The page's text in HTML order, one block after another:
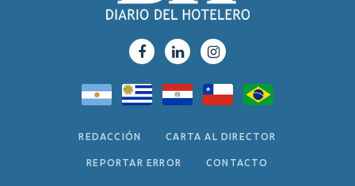
REDACCIÓN CARTA AL DIRECTOR
REPORTAR ERROR CONTACTO